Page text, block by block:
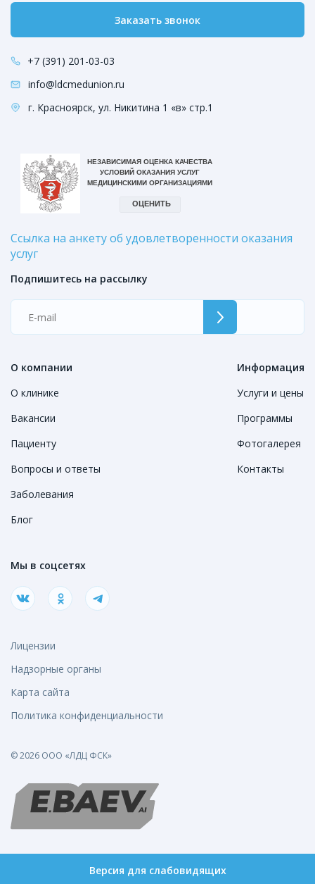
Заказать звонок
+7 (391) 201-03-03
info@ldcmedunion.ru
г. Красноярск, ул. Никитина 1 «в» стр.1
Ссылка на анкету об удовлетворенности оказания
услуг
О компании
О клинике
Вакансии
Пациенту
Вопросы и ответы
Заболевания
Блог
Информация
Услуги и цены
Программы
Фотогалерея
Контакты
Подпишитесь на рассылку
Мы в соцсетях
Лицензии
Надзорные органы
Карта сайта
Политика конфиденциальности
© 2026 ООО «ЛДЦ ФСК»
Версия для слабовидящих